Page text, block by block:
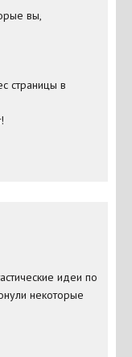
вы,
страницы в
идеи по
некоторые